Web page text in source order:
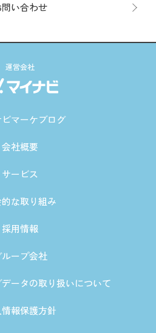
問い合わせ
運営会社
マーケブログ
会社概要
サービス
な取り組み
採用情報
ループ会社
ータの取り扱いについて
報保護方針